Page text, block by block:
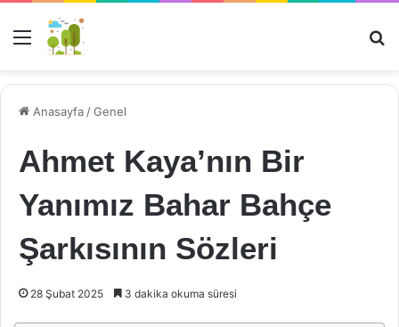
Menü
Anasayfa /Genel
Ahmet Kaya’nın Bir
Yanımız Bahar Bahçe
Şarkısının Sözleri
28 Şubat 2025 3 dakika okuma süresi